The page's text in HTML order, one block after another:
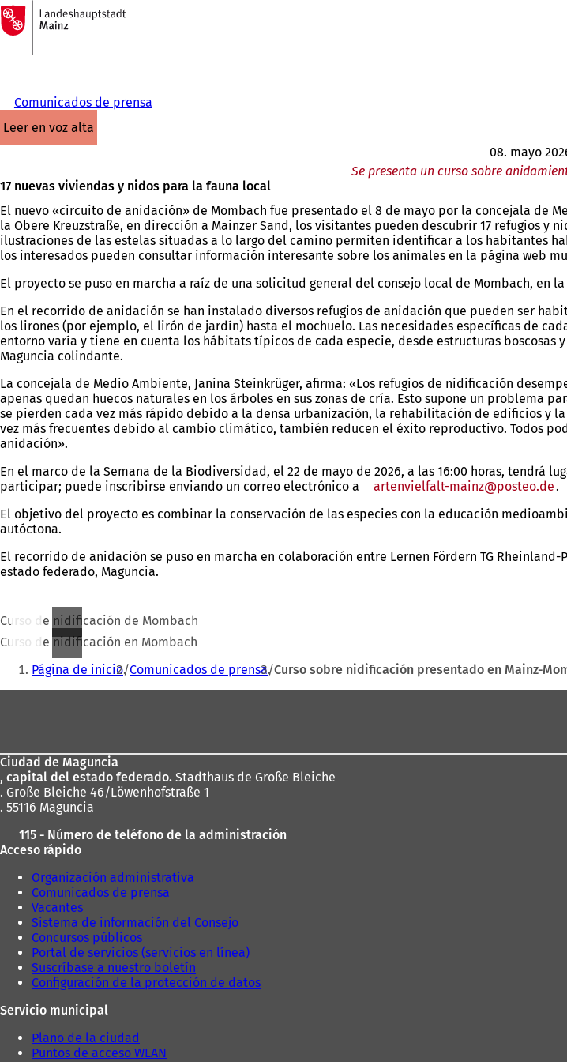
Saltar al contenido
A
la
página
Comunicados de prensa
leer en voz alta
08. mayo
Se presenta un curso sobre
17 nuevas viviendas y nidos para la fauna local
El nuevo «circuito de anidación» de Mombach fue presentado el 8 de mayo por la concejala de
la Obere Kreuzstraße, en dirección a Mainzer Sand, los visitantes pueden descubrir 17 refugios y
ilustraciones de las estelas situadas a lo largo del camino permiten identificar a los habitantes
los interesados pueden consultar información interesante sobre los animales en la página web
El proyecto se puso en marcha a raíz de una solicitud general del consejo local de Mombach, en
En el recorrido de anidación se han instalado diversos refugios de anidación que pueden ser
los lirones (por ejemplo, el lirón de jardín) hasta el mochuelo. Las necesidades específicas de
entorno varía y tiene en cuenta los hábitats típicos de cada especie, desde estructuras
Maguncia colindante.
La concejala de Medio Ambiente, Janina Steinkrüger, afirma: «Los refugios de nidificación
apenas quedan huecos naturales en los árboles en sus zonas de cría. Esto supone un problema
se pierden cada vez más rápido debido a la densa urbanización, la rehabilitación de edificios y
vez más frecuentes debido al cambio climático, también reducen el éxito reproductivo. Todos
anidación».
En el marco de la Semana de la Biodiversidad, el 22 de mayo de 2026, a las 16:00 horas,
participar; puede inscribirse enviando un correo electrónico a
artenvielfalt-mainz posteo de.
El objetivo del proyecto es combinar la conservación de las especies con la educación
autóctona.
El recorrido de anidación se puso en marcha en colaboración entre Lernen Fördern TG
estado federado, Maguncia.
Curso de nidificación de Mombach
Curso de nidificación en Mombach
Estás
aquí:
Página de inicio Comunicados de prensa Curso sobre nidificación presentado en Mainz-
pies
Ciudad de Maguncia
, capital del estado federado. Stadthaus de Große Bleiche
. Große Bleiche 46/Löwenhofstraße 1
. 55116 Maguncia
115 - Número de teléfono de la administración
Acceso rápido
Organización administrativa
Comunicados de prensa
Vacantes
Sistema de información del Consejo
Concursos públicos
Portal de servicios (servicios en línea)
Suscríbase a nuestro boletín
Configuración de la protección de datos
Servicio municipal
Plano de la ciudad
Puntos de acceso WLAN